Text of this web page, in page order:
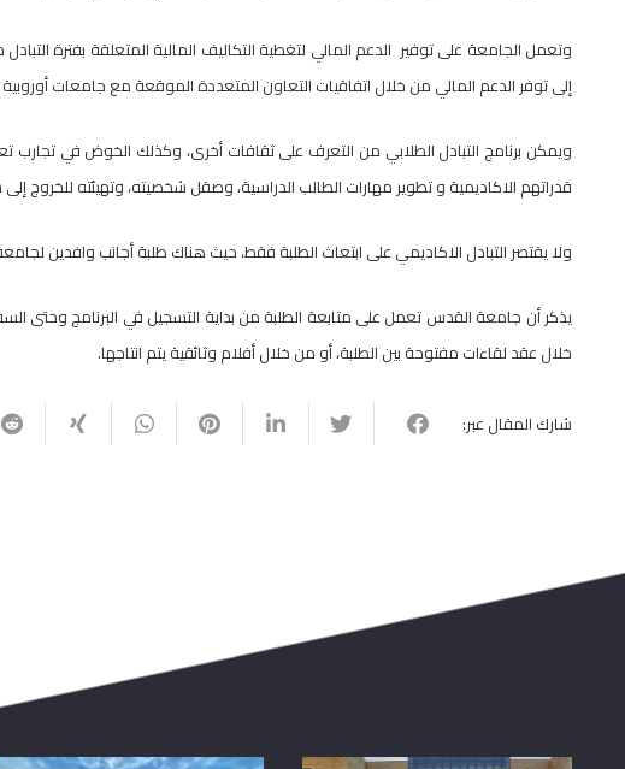
وتعمل الجامعة على توفير الدعم المالي لتغطية التكاليف المالية المتعلقة بفترة
إلى توفر الدعم المالي من خلال اتفاقيات التعاون المتعددة الموقعة مع جامعات
ويمكن برنامج التبادل الطلابي من التعرف على ثقافات أخرى، وكذلك الخوض في تجارب
قدراتهم الاكاديمية و تطوير مهارات الطالب الدراسية، وصقل شخصيته، وتهيئته للخروج
ولا يقتصر التبادل الاكاديمي على ابتعاث الطلبة فقط، حيث هناك طلبة أجانب وافدين
يذكر أن جامعة القدس تعمل على متابعة الطلبة من بداية التسجيل في البرنامج وحتى
خلال عقد لقاءات مفتوحة بين الطلبة، أو من خلال أفلام وثائقية يتم انتاجها.
شارك المقال عبر: